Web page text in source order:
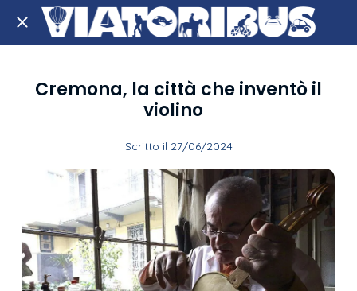
Cremona, la città che inventò il
violino
Scritto il 27/06/2024